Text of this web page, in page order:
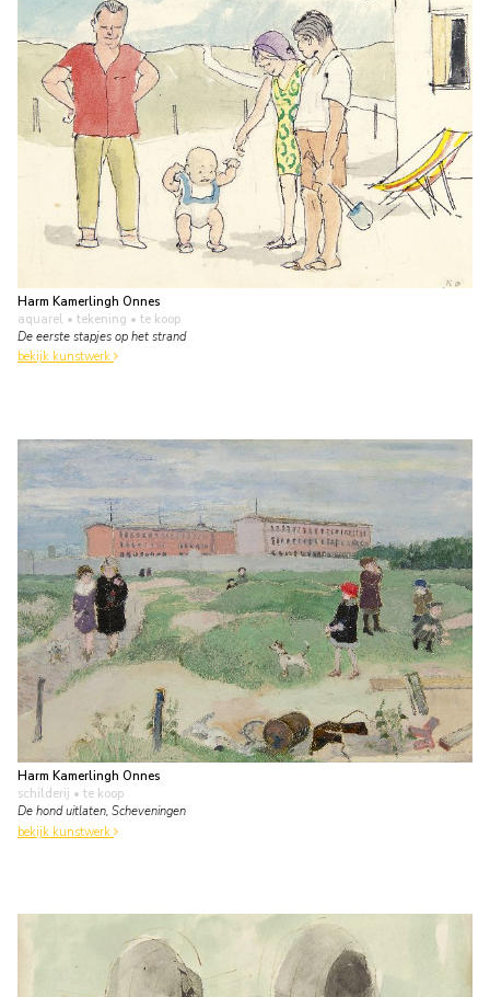
Harm Kamerlingh Onnes
aquarel • tekening • te koop
De eerste stapjes op het strand
bekijk kunstwerk
Harm Kamerlingh Onnes
schilderij • te koop
De hond uitlaten, Scheveningen
bekijk kunstwerk